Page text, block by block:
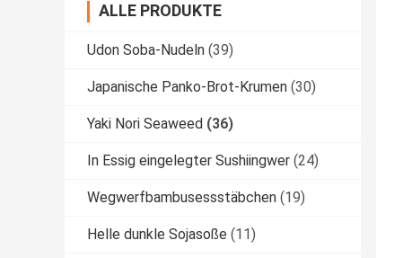
ALLE PRODUKTE
Udon Soba-Nudeln (39)
Japanische Panko-Brot-Krumen (30)
Yaki Nori Seaweed (36)
In Essig eingelegter Sushiingwer (24)
Wegwerfbambusessstäbchen (19)
Helle dunkle Sojasoße (11)